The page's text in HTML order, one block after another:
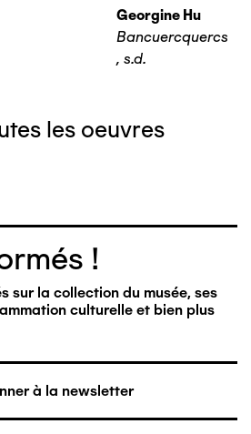
Georgine Hu
Bancuercquercs
, s.d.
les oeuvres
!
sur la collection du musée, ses
culturelle et bien plus
à la newsletter